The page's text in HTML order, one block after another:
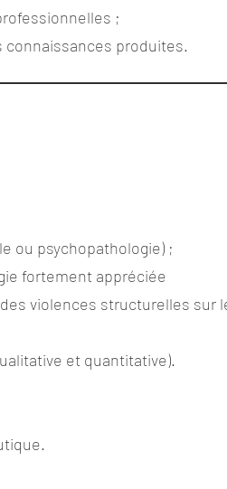
;
connaissances produites.
ou psychopathologie) ;
fortement appréciée
violences structurelles sur
et quantitative).